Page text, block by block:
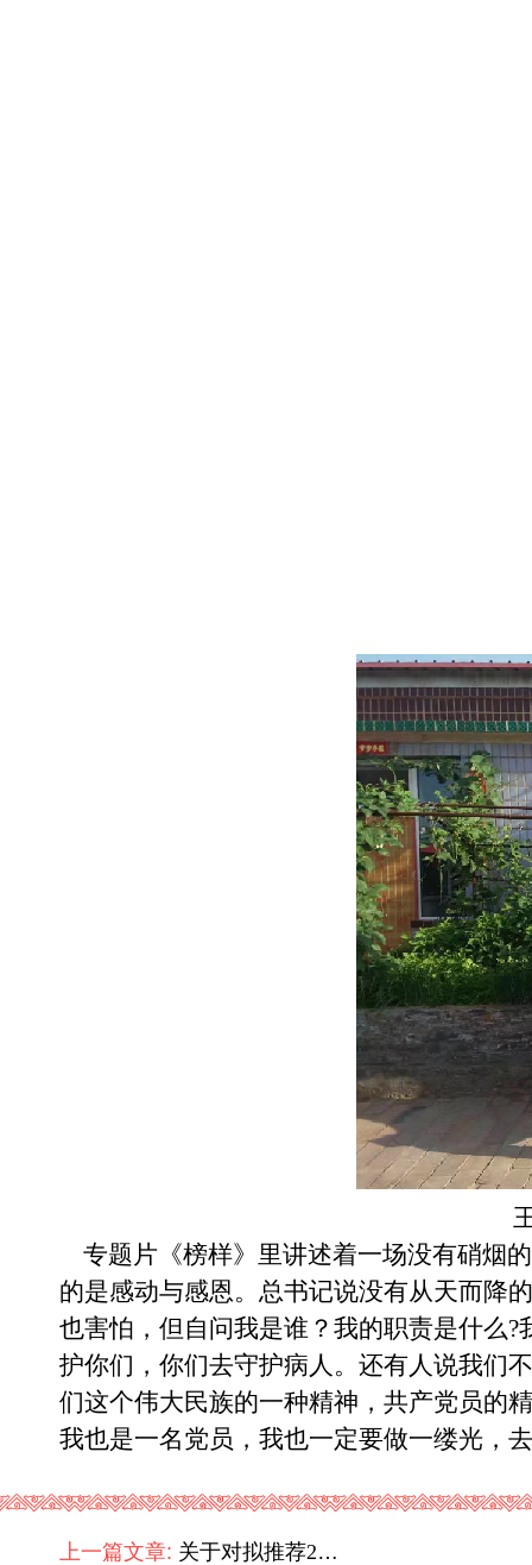
专题片 《榜样》里讲述着一场没有硝烟
的是感动与感恩。总书记说没有从天而降
也害怕 ， 但自问我是谁？我的职责是什么?
护你们，你们去守护病人 。 还有人说我们
们这个伟大民族的一种精神 ， 共产党员的
我也是一名党员 ， 我也一定要做一缕光 ，
上一篇文章: 关于对拟推荐2026年全国最美家庭的公示